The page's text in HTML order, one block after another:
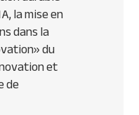
, la mise en
dans la
du
et
de